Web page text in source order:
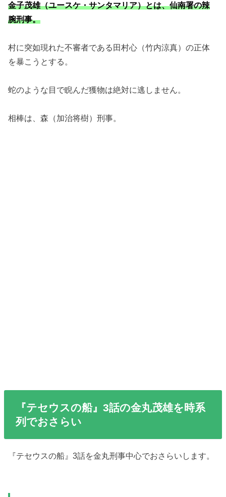
金子茂雄（ユースケ・サンタマリア）とは、仙南署の辣
腕刑事。
村に突如現れた不審者である田村心（竹内涼真）の正体
を暴こうとする。
蛇のような目で睨んだ獲物は絶対に逃しません。
相棒は、森（加治将樹）刑事。
『テセウスの船』3話の金丸茂雄を時系
列でおさらい
『テセウスの船』3話を金丸刑事中心でおさらいします。